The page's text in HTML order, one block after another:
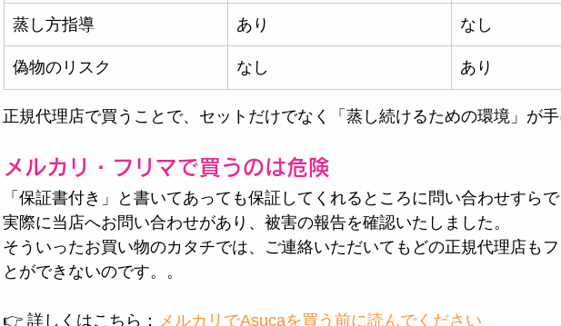
蒸し方指導 あり なし
偽物のリスク なし あり
正規代理店で買うことで、セットだけでなく「蒸し続けるための環境」が手
メルカリ・フリマで買うのは危険
「保証書付き」と書いてあっても保証してくれるところに問い合わせすらで
実際に当店へお問い合わせがあり、被害の報告を確認いたしました。
そういったお買い物のカタチでは、ご連絡いただいてもどの正規代理店も
とができないのです。。
👉 詳しくはこちら： メルカリでAsucaを買う前に読んでください